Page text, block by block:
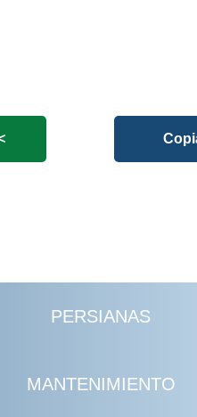
PERSIANAS
MANTENIMIENTO